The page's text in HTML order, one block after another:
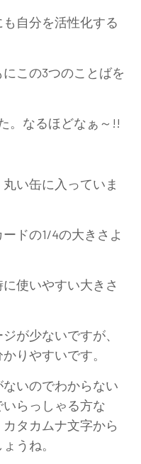
自分を活性化する
この3つのことばを
。なるほどなぁ～!!
い缶に入っていま
ドの1/4の大きさよ
使いやすい大きさ
が少ないですが、
りやすいです。
いのでわからない
らっしゃる方な
タカムナ文字から
うね。